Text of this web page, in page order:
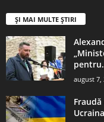
ȘI MAI MULTE ȘTIRI
august 7,